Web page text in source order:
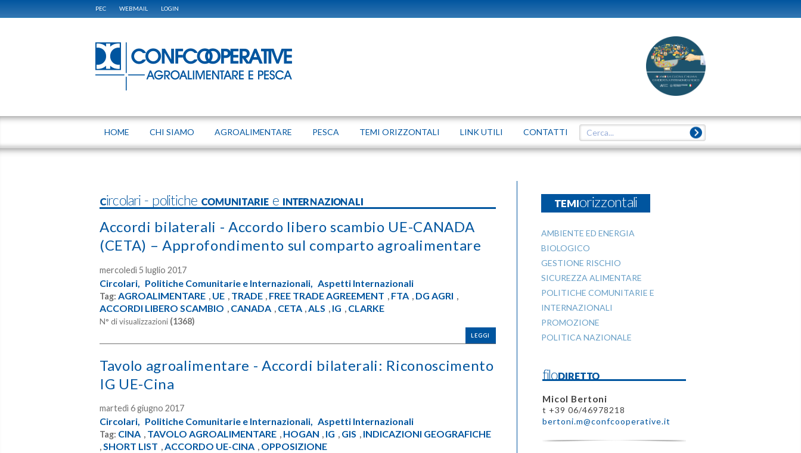
PEC WEBMAIL LOGIN
HOME CHI SIAMO AGROALIMENTARE PESCA TEMI ORIZZONTALI LINK UTILI CONTATTI
Circolari - politiche COMUNITARIE e INTERNAZIONALI
Accordi bilaterali - Accordo libero scambio UE-CANADA
(CETA) – Approfondimento sul comparto agroalimentare
mercoledì 5 luglio 2017
Circolari, Politiche Comunitarie e Internazionali, Aspetti Internazionali
Tag:AGROALIMENTARE , UE , TRADE , FREE TRADE AGREEMENT , FTA , DG AGRI ,
ACCORDI LIBERO SCAMBIO , CANADA , CETA ,ALS , IG , CLARKE
N° di visualizzazioni (1368)
LEGGI
Tavolo agroalimentare - Accordi bilaterali: Riconoscimento
IG UE-Cina
martedì 6 giugno 2017
Circolari, Politiche Comunitarie e Internazionali, Aspetti Internazionali
Tag: CINA , TAVOLO AGROALIMENTARE , HOGAN , IG , GIS , INDICAZIONI GEOGRAFICHE
,SHORT LIST ,ACCORDO UE-CINA , OPPOSIZIONE
TEMIorizzontali
AMBIENTE ED ENERGIA
BIOLOGICO
GESTIONE RISCHIO
SICUREZZA ALIMENTARE
POLITICHE COMUNITARIE E
INTERNAZIONALI
PROMOZIONE
POLITICA NAZIONALE
filoDIRETTO
Micol Bertoni
t +39 06/46978218
bertoni.m@confcooperative.it